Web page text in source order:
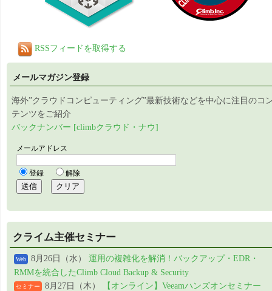
RSSフィードを取得する
メールマガジン登録
海外”クラウドコンピューティング”最新技術などを中心に注目のコ
テンツをご紹介
バックナンバー [climbクラウド・ナウ]
クライム主催セミナー
Web 8月26日（水） 運用の複雑化を解消！バックアップ・EDR・
RMMを統合したClimb Cloud Backup & Security
セミナー 8月27日（木）
【オンライン】Veeamハンズオンセミナー